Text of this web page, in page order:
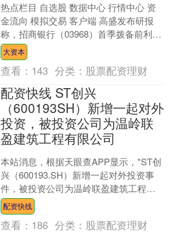
热点栏目 自选股 数据中心 行情中心 资
金流向 模拟交易 客户端 高盛发布研报
称，招商银行（03968）首季拨备前利润
及纯利分别较该行预期低3%及5%，表现
逊预....
大资本
查看： 143 分类： 股票配资理财
配资快线 ST创兴
（600193SH）新增一起对外
投资，被投资公司为温岭联
盈建筑工程有限公司
本站消息，根据天眼查APP显示，*ST创
兴（600193.SH）新增一起对外投资事
件，被投资公司为温岭联盈建筑工程有
限公司，法定代表人颜文琪，投资占比
为90%。....
配资快线
查看： 186 分类： 股票配资理财